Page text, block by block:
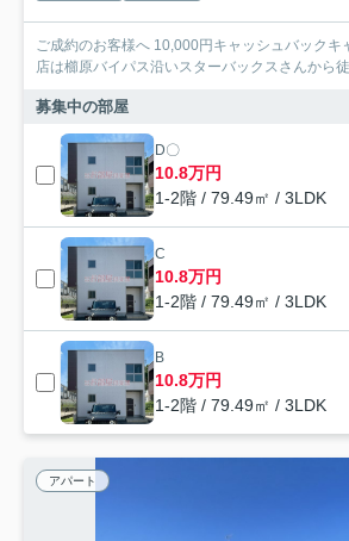
ご成約のお客様へ 10,000円キャッシュバックキ
店は櫛原バイパス沿いスターバックスさんから
募集中の部屋
D〇
10.8万円
1-2階 / 79.49㎡ / 3LDK
C
10.8万円
1-2階 / 79.49㎡ / 3LDK
B
10.8万円
1-2階 / 79.49㎡ / 3LDK
アパート